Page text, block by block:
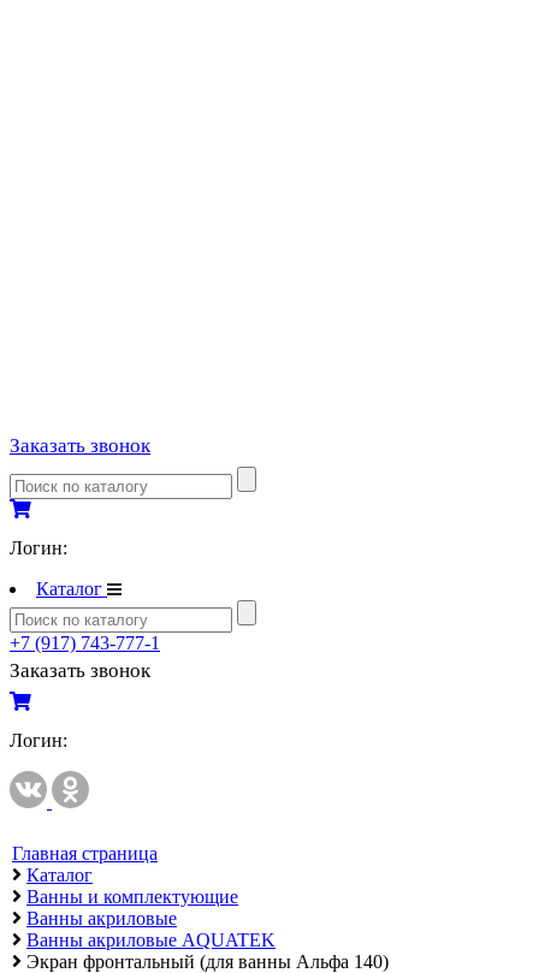
Заказать звонок
Логин:
Каталог
+7 (917) 743-777-1
Заказать звонок
Логин:
Главная страница
Каталог
Ванны и комплектующие
Ванны акриловые
Ванны акриловые AQUATEK
Экран фронтальный (для ванны Альфа 140)
Полипропиленовые трубы и фитинги
Полипропиленовые трубы и фитинги
Полипропиленовые трубы и фитинги VALTEC
Полотенцесушители
Комплектующие к полотенцесушителям
Полотенцесушители водяные
Полотенцесушители электрические
Приборы учета и измерений
Комплектующие для приборов учета и измерений
Манометры и термометры
Счетчики газа
Развернуть(2)
Радиаторы отопления
Аксессуары для радиаторов отопления